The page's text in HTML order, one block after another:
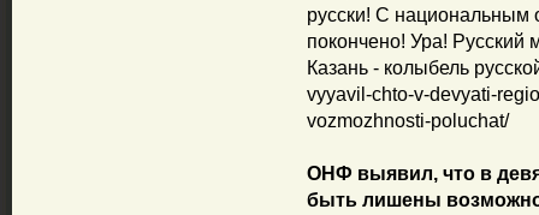
русски! С национальным
покончено! Ура! Русский
Казань - колыбель
vyyavil-chto-v-devyati-
vozmozhnosti-poluchat/
ОНФ выявил, что в
быть лишены